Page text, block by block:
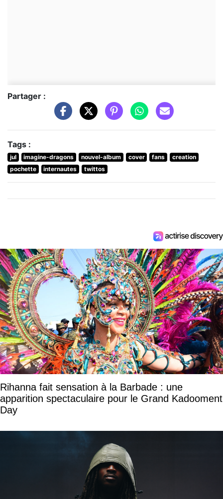
Partager :
Tags :
jul imagine-dragons nouvel-album cover fans
creation
pochette
internautes twittos
Rihanna fait sensation à la Barbade : une
apparition spectaculaire pour le Grand Kadooment
Day